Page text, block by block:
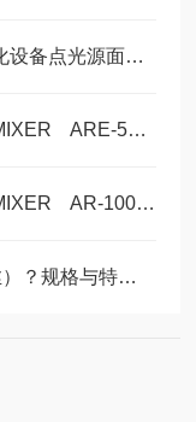
代理HOYA 豪雅集团 灯管半导体固化设备点光源面光源200MXY现货100
日新基 自转公转搅拌机 THINKY MIXER ARE-500 的产品介绍
日新基 自转公转搅拌机 THINKY MIXER AR-100 美萨全系列代理 现货5台
什么是垫圈装入型螺丝（SEMS螺丝）？规格与特点解说